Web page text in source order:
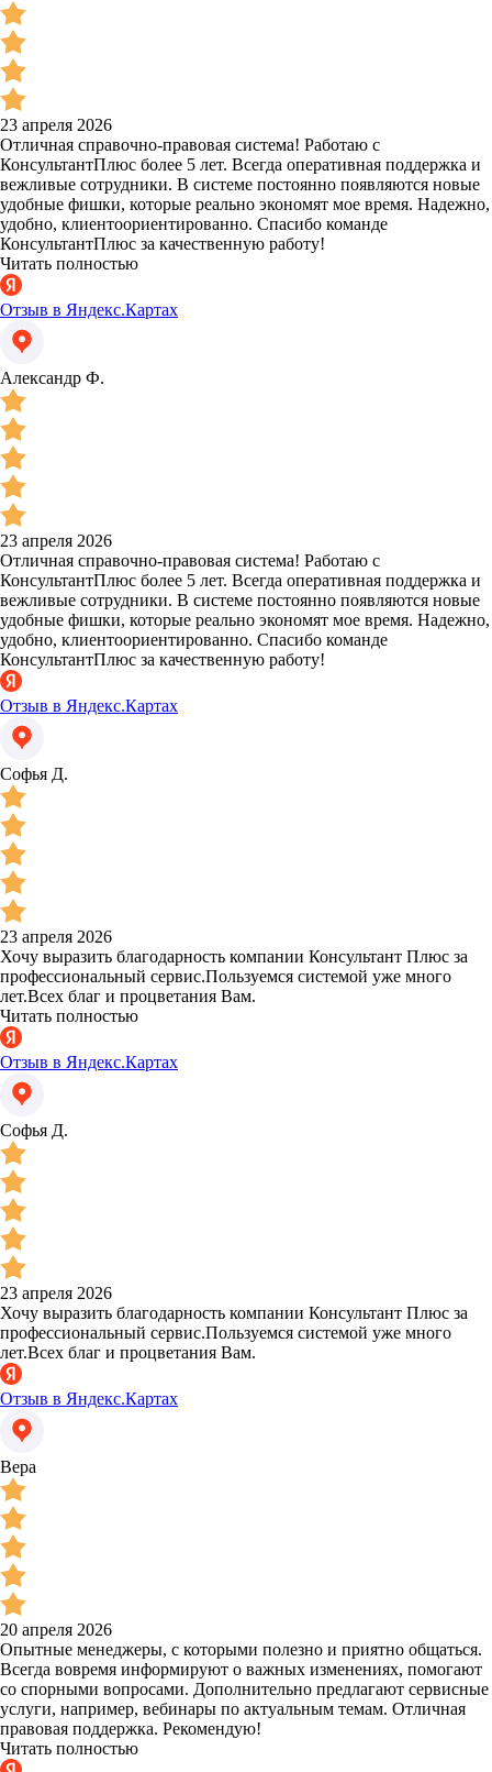
23 апреля 2026
Отличная справочно-правовая система! Работаю с
КонсультантПлюс более 5 лет. Всегда оперативная поддержка и
вежливые сотрудники. В системе постоянно появляются новые
удобные фишки, которые реально экономят мое время. Надежно,
удобно, клиентоориентированно. Спасибо команде
КонсультантПлюс за качественную работу!
Читать полностью
Отзыв в Яндекс.Картах
Александр Ф.
23 апреля 2026
Отличная справочно-правовая система! Работаю с
КонсультантПлюс более 5 лет. Всегда оперативная поддержка и
вежливые сотрудники. В системе постоянно появляются новые
удобные фишки, которые реально экономят мое время. Надежно,
удобно, клиентоориентированно. Спасибо команде
КонсультантПлюс за качественную работу!
Отзыв в Яндекс.Картах
Софья Д.
23 апреля 2026
Хочу выразить благодарность компании Консультант Плюс за
профессиональный сервис.Пользуемся системой уже много
лет.Всех благ и процветания Вам.
Читать полностью
Отзыв в Яндекс.Картах
Софья Д.
23 апреля 2026
Хочу выразить благодарность компании Консультант Плюс за
профессиональный сервис.Пользуемся системой уже много
лет.Всех благ и процветания Вам.
Отзыв в Яндекс.Картах
Вера
20 апреля 2026
Опытные менеджеры, с которыми полезно и приятно общаться.
Всегда вовремя информируют о важных изменениях, помогают
со спорными вопросами. Дополнительно предлагают сервисные
услуги, например, вебинары по актуальным темам. Отличная
правовая поддержка. Рекомендую!
Читать полностью